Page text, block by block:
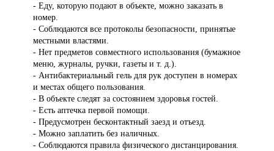
- Еду, которую подают в объекте, можно заказать в
номер.
- Соблюдаются все протоколы безопасности, принятые
местными властями.
- Нет предметов совместного использования (бумажное
меню, журналы, ручки, газеты и т. д.).
- Антибактериальный гель для рук доступен в номерах
и местах общего пользования.
- В объекте следят за состоянием здоровья гостей.
- Есть аптечка первой помощи.
- Предусмотрен бесконтактный заезд и отъезд.
- Можно заплатить без наличных.
- Соблюдаются правила физического дистанцирования.